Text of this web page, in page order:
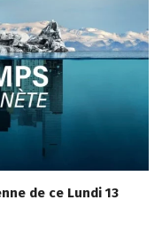
de ce Lundi 13